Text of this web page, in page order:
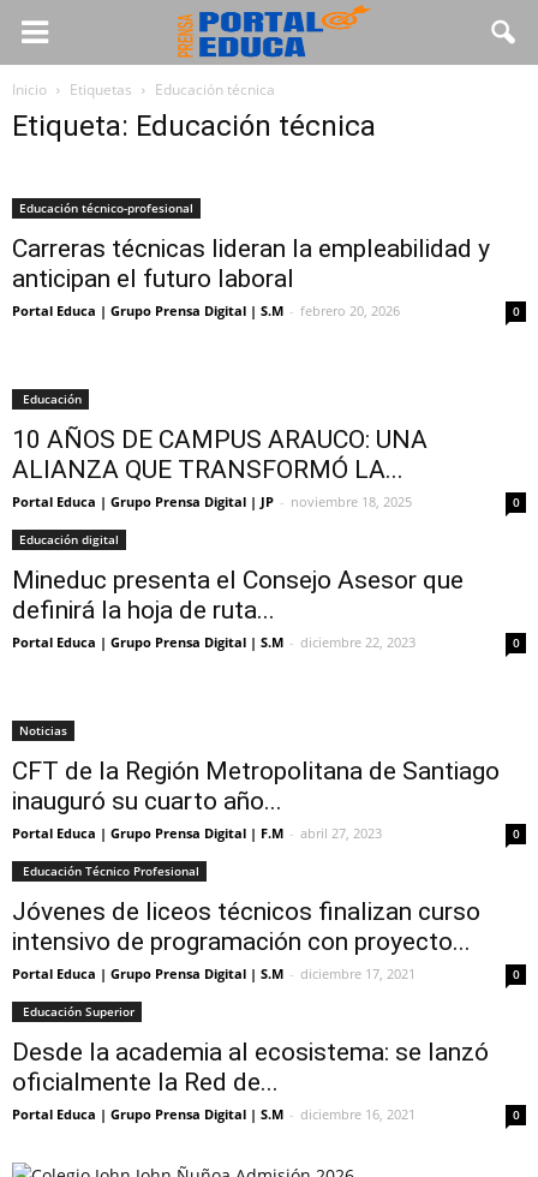
Inicio Etiquetas Educación técnica
Etiqueta: Educación técnica
Educación técnico-profesional
Carreras técnicas lideran la empleabilidad y
anticipan el futuro laboral
Portal Educa | Grupo Prensa Digital | S.M - febrero 20, 2026 0
Educación
10 AÑOS DE CAMPUS ARAUCO: UNA
ALIANZA QUE TRANSFORMÓ LA...
Portal Educa | Grupo Prensa Digital | JP - noviembre 18, 2025 0
Educación digital
Mineduc presenta el Consejo Asesor que
definirá la hoja de ruta...
Portal Educa | Grupo Prensa Digital | S.M - diciembre 22, 2023 0
Noticias
CFT de la Región Metropolitana de Santiago
inauguró su cuarto año...
Portal Educa | Grupo Prensa Digital | F.M - abril 27, 2023 0
Educación Técnico Profesional
Jóvenes de liceos técnicos finalizan curso
intensivo de programación con proyecto...
Portal Educa | Grupo Prensa Digital | S.M - diciembre 17, 2021 0
Educación Superior
Desde la academia al ecosistema: se lanzó
oficialmente la Red de...
Portal Educa | Grupo Prensa Digital | S.M - diciembre 16, 2021 0